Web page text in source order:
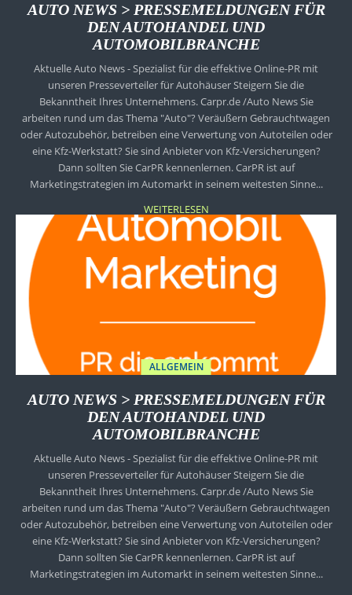
AUTO NEWS > PRESSEMELDUNGEN FÜR
DEN AUTOHANDEL UND
AUTOMOBILBRANCHE
Aktuelle Auto News - Spezialist für die effektive Online-PR mit
unseren Presseverteiler für Autohäuser Steigern Sie die
Bekanntheit Ihres Unternehmens. Carpr.de /Auto News Sie
arbeiten rund um das Thema "Auto"? Veräußern Gebrauchtwagen
oder Autozubehör, betreiben eine Verwertung von Autoteilen oder
eine Kfz-Werkstatt? Sie sind Anbieter von Kfz-Versicherungen?
Dann sollten Sie CarPR kennenlernen. CarPR ist auf
Marketingstrategien im Automarkt in seinem weitesten Sinne...
WEITERLESEN
ALLGEMEIN
AUTO NEWS > PRESSEMELDUNGEN FÜR
DEN AUTOHANDEL UND
AUTOMOBILBRANCHE
Aktuelle Auto News - Spezialist für die effektive Online-PR mit
unseren Presseverteiler für Autohäuser Steigern Sie die
Bekanntheit Ihres Unternehmens. Carpr.de /Auto News Sie
arbeiten rund um das Thema "Auto"? Veräußern Gebrauchtwagen
oder Autozubehör, betreiben eine Verwertung von Autoteilen oder
eine Kfz-Werkstatt? Sie sind Anbieter von Kfz-Versicherungen?
Dann sollten Sie CarPR kennenlernen. CarPR ist auf
Marketingstrategien im Automarkt in seinem weitesten Sinne...